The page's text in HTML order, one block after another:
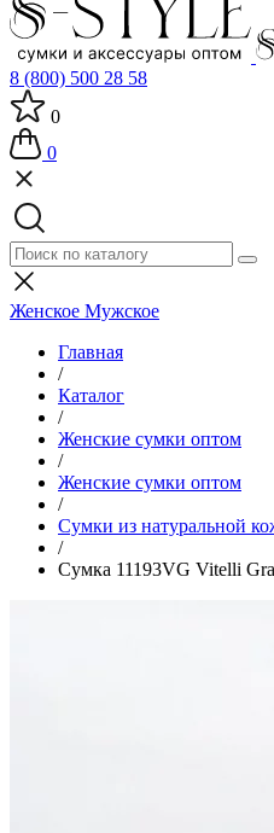
8 (800) 500 28 58
0
0
Женское Мужское
Главная
/
Каталог
/
Женские сумки оптом
/
Женские сумки оптом
/
Cумки из натуральной
/
Сумка 11193VG Vitelli